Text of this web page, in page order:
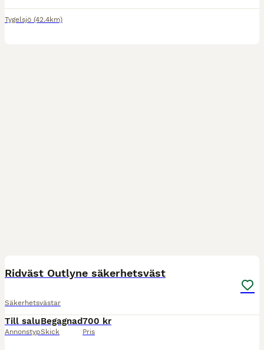
Tygelsjö (42.4km)
Ridväst Outlyne säkerhetsväst
Säkerhetsvästar
Till salu
Annonstyp
Begagnad
Skick
700 kr
Pris